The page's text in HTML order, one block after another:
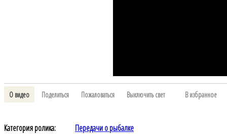
О видео Поделиться Пожаловаться Выключить свет В избранное
Категория ролика:
Передачи о рыбалке